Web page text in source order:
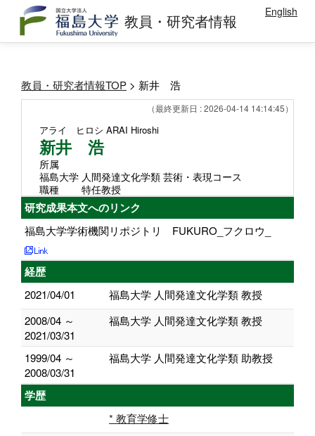
教員・研究者情報 English
教員・研究者情報TOP > 新井 浩
（最終更新日 : 2026-04-14 14:14:45）
アライ ヒロシ ARAI Hiroshi
新井 浩
所属
福島大学 人間発達文化学類 芸術・表現コース
職種
特任教授
研究成果本文へのリンク
福島大学学術機関リポジトリ FUKURO_フクロウ_
経歴
2021/04/01
福島大学 人間発達文化学類 教授
2008/04 ～
2021/03/31
福島大学 人間発達文化学類 教授
1999/04 ～
2008/03/31
福島大学 人間発達文化学類 助教授
学歴
* 教育学修士